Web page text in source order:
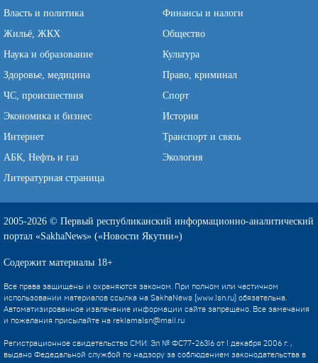
Власть и политика
Финансы и налоги
Жильё, ЖКХ
Общество
Наука и образование
Культура
Здоровье, медицина
Право, криминал
ЧС, происшествия
Спорт
Экономика и бизнес
История
Интернет
Транспорт и связь
АБК, Нефть и газ
Экология
Литературная страница
2005-2026 © Первый республиканский информационно-аналитический
портал «SakhaNews» («Новости Якутии»)
Содержит материалы 18+
Все права защищены и охраняются законом. При полном или частичном
использовании материалов ссылка на SakhaNews (www.1sn.ru) обязательна.
Автоматизированное извлечение информации сайта запрещено. Все замечания
и пожелания присылайте на reklama1sn@mail.ru
Регистрационное свидетельство СМИ: Эл № ФС77-26316 от 1 декабря 2006 г. ,
выдано Федедальной службой по надзору за соблюдением законодательства в